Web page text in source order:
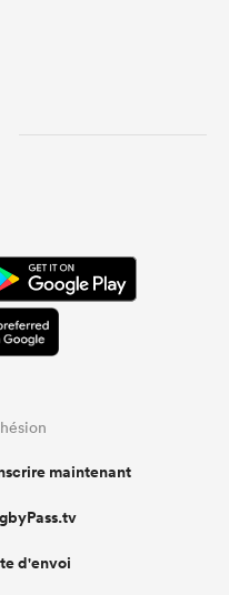
maintenant
d'envoi